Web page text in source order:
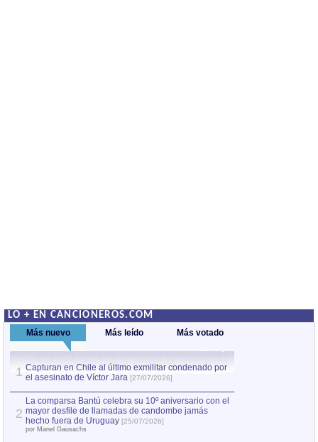
LO + EN CANCIONEROS.COM
Más nuevo Más leído Más votado
1 Capturan en Chile al último exmilitar condenado por
el asesinato de Víctor Jara [27/07/2026]
2
La comparsa Bantú celebra su 10º aniversario con el
mayor desfile de llamadas de candombe jamás
hecho fuera de Uruguay [25/07/2026]
por Manel Gausachs